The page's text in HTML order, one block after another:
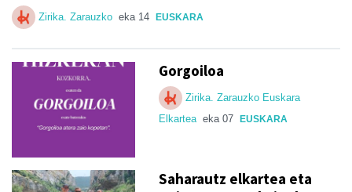
Zirika. Zarauzko eka 14 EUSKARA
Gorgoiloa
Zirika. Zarauzko Euskara
Elkartea eka 07 EUSKARA
Saharautz elkartea eta